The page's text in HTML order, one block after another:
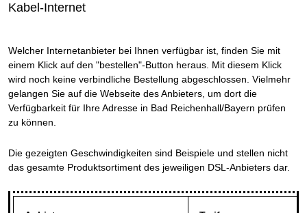
Kabel-Internet
Welcher Internetanbieter bei Ihnen verfügbar ist, finden Sie mit
einem Klick auf den "bestellen"-Button heraus. Mit diesem Klick
wird noch keine verbindliche Bestellung abgeschlossen. Vielmehr
gelangen Sie auf die Webseite des Anbieters, um dort die
Verfügbarkeit für Ihre Adresse in Bad Reichenhall/Bayern prüfen
zu können.
Die gezeigten Geschwindigkeiten sind Beispiele und stellen nicht
das gesamte Produktsortiment des jeweiligen DSL-Anbieters dar.